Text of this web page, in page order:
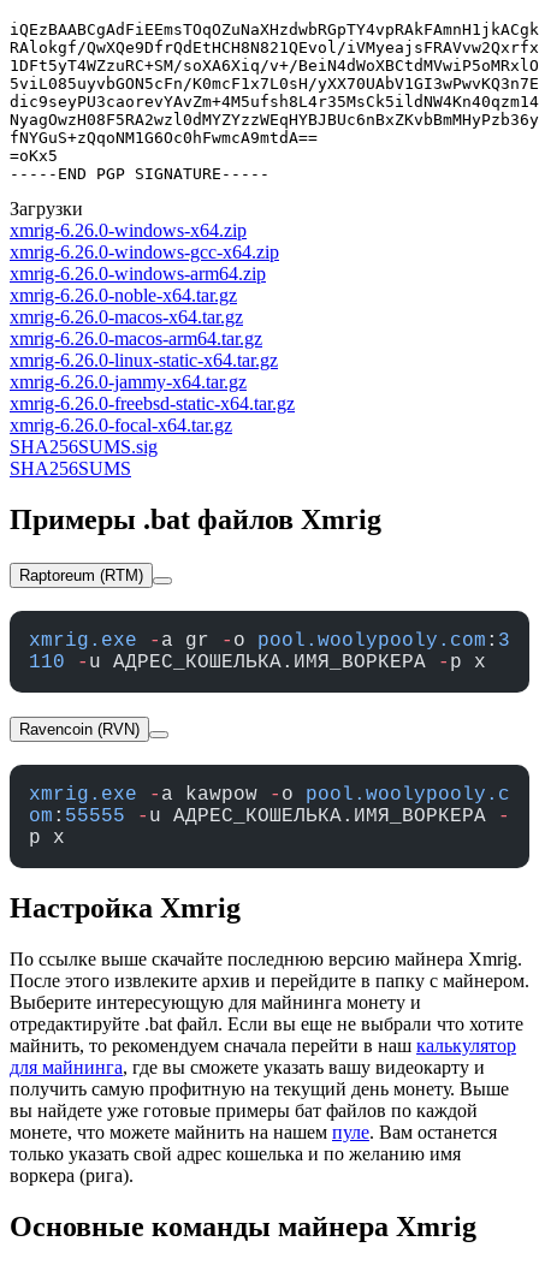
RAlokgf/QwXQe9DfrQdEtHCH8N821QEvol/
1DFt5yT4WZzuRC+SM/soXA6Xiq/v+/
5viL085uyvbGON5cFn/K0mcF1x7L0sH/
fNYGuS+zQqoNM1G6Oc0hFwmcA9mtdA==
=oKx5
-----END PGP SIGNATURE-----
Загрузки
xmrig-6.26.0-windows-x64.zip
xmrig-6.26.0-windows-gcc-x64.zip
xmrig-6.26.0-windows-arm64.zip
xmrig-6.26.0-noble-x64.tar.gz
xmrig-6.26.0-macos-x64.tar.gz
xmrig-6.26.0-macos-arm64.tar.gz
xmrig-6.26.0-linux-static-x64.tar.gz
xmrig-6.26.0-jammy-x64.tar.gz
xmrig-6.26.0-freebsd-static-x64.tar.gz
xmrig-6.26.0-focal-x64.tar.gz
SHA256SUMS.sig
SHA256SUMS
Примеры .bat файлов Xmrig
Raptoreum (RTM)
xmrig.exe - a gr - o pool.woolypooly.com : 3
110 - u АДРЕС_КОШЕЛЬКА.ИМЯ_ВОРКЕРА - p x
Ravencoin (RVN)
xmrig.exe - a kawpow - o pool.woolypooly.c
om : 55555 - u АДРЕС_КОШЕЛЬКА.ИМЯ_ВОРКЕРА
-
p x
Настройка Xmrig
По ссылке выше скачайте последнюю версию майнера Xmrig.
После этого извлеките архив и перейдите в папку с майнером.
Выберите интересующую для майнинга монету и
отредактируйте .bat файл. Если вы еще не выбрали что хотите
майнить, то рекомендуем сначала перейти в наш калькулятор
для майнинга, где вы сможете указать вашу видеокарту и
получить самую профитную на текущий день монету. Выше
вы найдете уже готовые примеры бат файлов по каждой
монете, что можете майнить на нашем пуле. Вам останется
только указать свой адрес кошелька и по желанию имя
воркера (рига).
Основные команды майнера Xmrig